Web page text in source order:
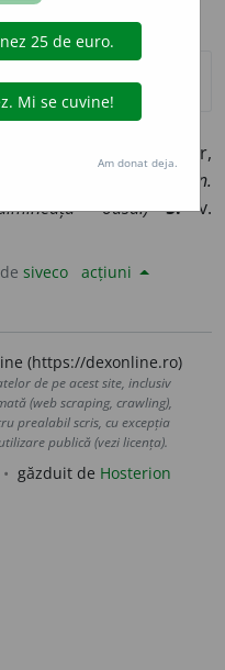
scânteietor, strălucitor,
senin.
~oasă.) 5.v.
siveco acțiuni
(https://dexonline.ro)
de pe acest site, inclusiv
(web scraping, crawling),
prealabil scris, cu excepția
publică (vezi licența).
găzduit de Hosterion
Am donat deja.